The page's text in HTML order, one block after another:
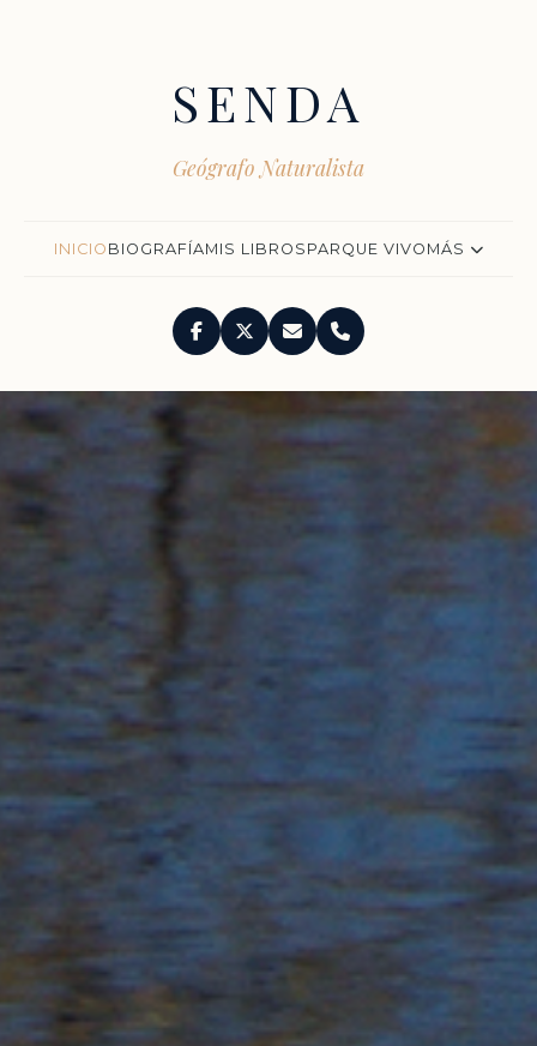
SENDA
Geógrafo Naturalista
INICIO BIOGRAFÍAMIS LIBROS PARQUE VIVO MÁS